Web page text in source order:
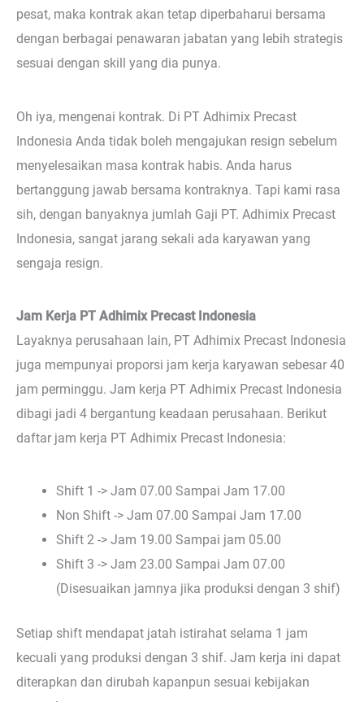
pesat, maka kontrak akan tetap diperbaharui bersama
dengan berbagai penawaran jabatan yang lebih strategis
sesuai dengan skill yang dia punya.
Oh iya, mengenai kontrak. Di PT Adhimix Precast
Indonesia Anda tidak boleh mengajukan resign sebelum
menyelesaikan masa kontrak habis. Anda harus
bertanggung jawab bersama kontraknya. Tapi kami rasa
sih, dengan banyaknya jumlah Gaji PT. Adhimix Precast
Indonesia, sangat jarang sekali ada karyawan yang
sengaja resign.
Jam Kerja PT Adhimix Precast Indonesia
Layaknya perusahaan lain, PT Adhimix Precast Indonesia
juga mempunyai proporsi jam kerja karyawan sebesar 40
jam perminggu. Jam kerja PT Adhimix Precast Indonesia
dibagi jadi 4 bergantung keadaan perusahaan. Berikut
daftar jam kerja PT Adhimix Precast Indonesia:
Shift 1 -> Jam 07.00 Sampai Jam 17.00
Non Shift -> Jam 07.00 Sampai Jam 17.00
Shift 2 -> Jam 19.00 Sampai jam 05.00
Shift 3 -> Jam 23.00 Sampai Jam 07.00
(Disesuaikan jamnya jika produksi dengan 3 shif)
Setiap shift mendapat jatah istirahat selama 1 jam
kecuali yang produksi dengan 3 shif. Jam kerja ini dapat
diterapkan dan dirubah kapanpun sesuai kebijakan